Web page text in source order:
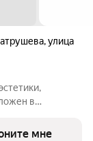
,улица
в
имеются школа и
мне